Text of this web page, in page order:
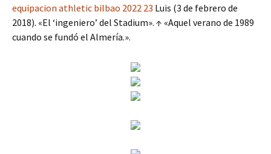
equipacion athletic bilbao 2022 23 Luis (3 de febrero de
2018). «El ‘ingeniero’ del Stadium». ↑ «Aquel verano de 1989
cuando se fundó el Almería.».